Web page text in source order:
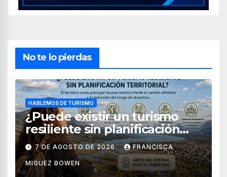
No te lo pierdas
HABLEMOS DE TURISMO
¿Puede existir un turismo
resiliente sin planificación
territorial?
7 DE AGOSTO DE 2026 FRANCISCA
MIGUEZ BOWEN